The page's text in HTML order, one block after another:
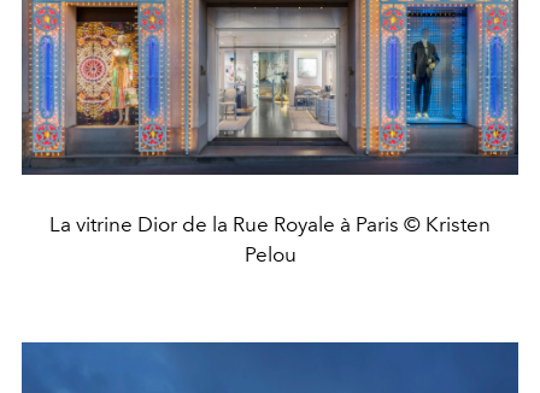
La vitrine Dior de la Rue Royale à Paris © Kristen
Pelou